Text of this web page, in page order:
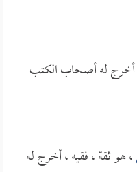
أخرج له أصحاب الكتب
، هو ثقة ، فقيه ، أخرج له